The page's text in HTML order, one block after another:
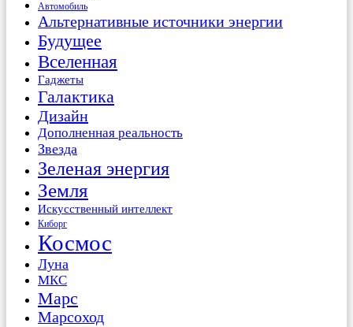
Автомобиль
Альтернативные источники энергии
Будущее
Вселенная
Гаджеты
Галактика
Дизайн
Дополненная реальность
Звезда
Зеленая энергия
Земля
Искусственный интеллект
Киборг
Космос
Луна
МКС
Марс
Марсоход